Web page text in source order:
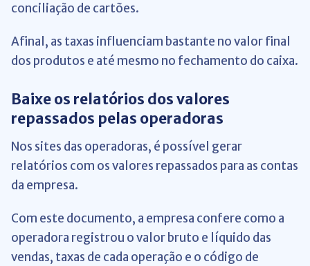
conciliação de cartões.
Afinal, as taxas influenciam bastante no valor final
dos produtos e até mesmo no fechamento do caixa.
Baixe os relatórios dos valores
repassados pelas operadoras
Nos sites das operadoras, é possível gerar
relatórios com os valores repassados para as contas
da empresa.
Com este documento, a empresa confere como a
operadora registrou o valor bruto e líquido das
vendas, taxas de cada operação e o código de